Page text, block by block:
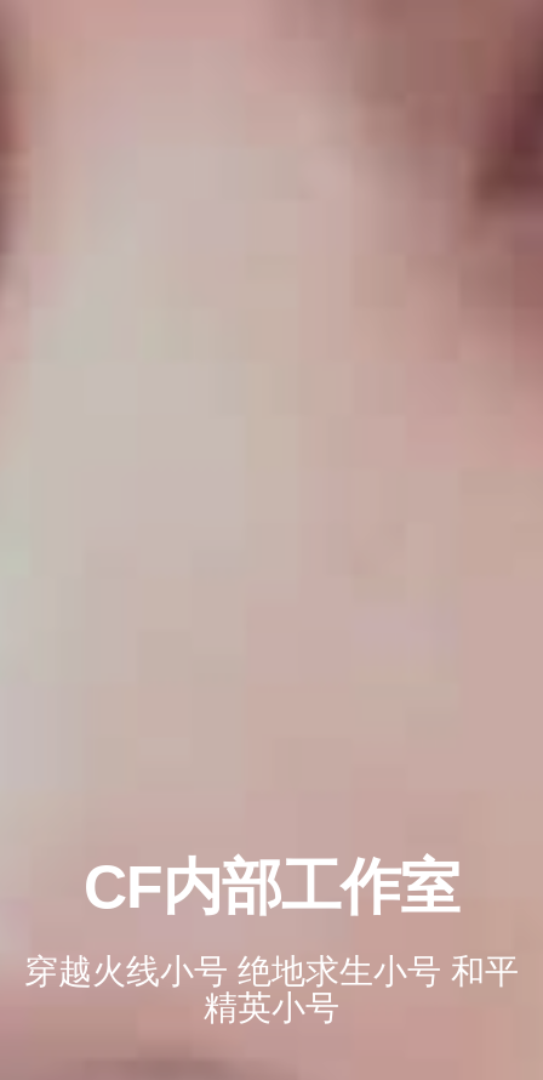
CF内部工作室
穿越火线小号 绝地求生小号 和平
精英小号